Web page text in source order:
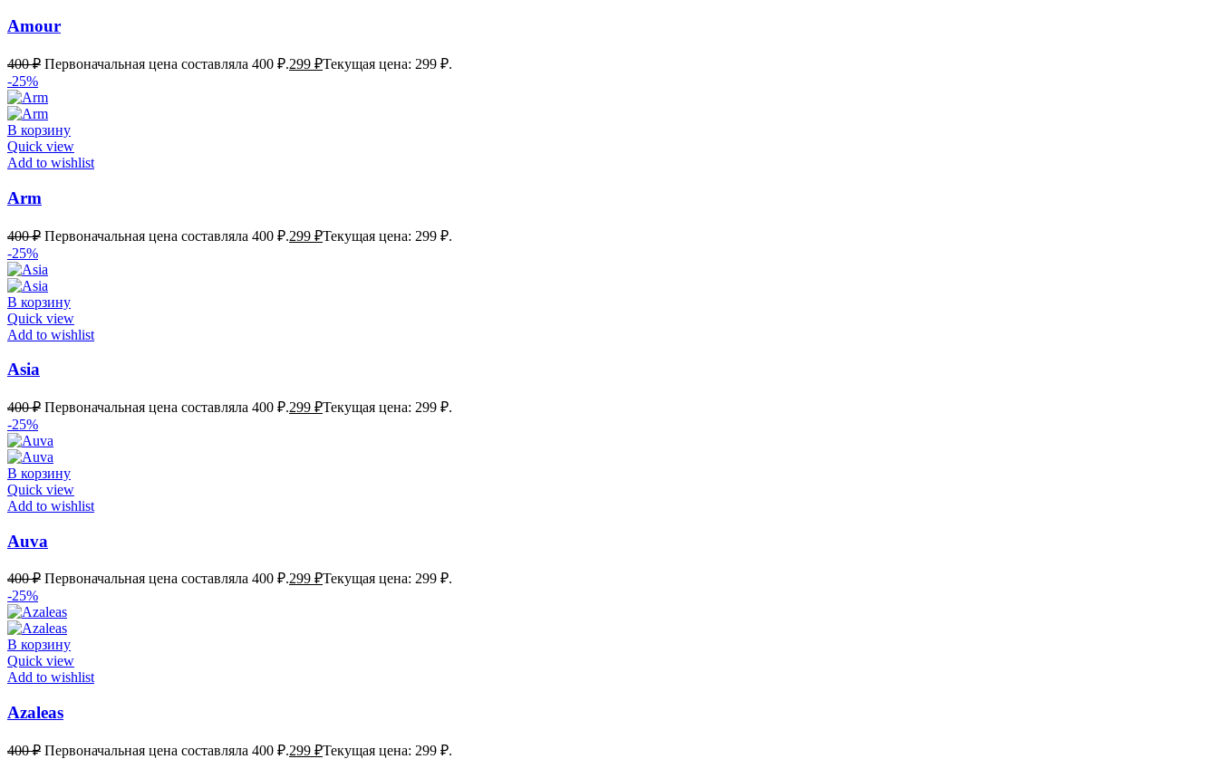
Amour
400₽ Первоначальная цена составляла 400 ₽.299 ₽Текущая цена: 299 ₽.
-25%
В корзину
Quick view
Add to wishlist
Arm
400₽ Первоначальная цена составляла 400 ₽.299 ₽Текущая цена: 299 ₽.
-25%
В корзину
Quick view
Add to wishlist
Asia
400₽ Первоначальная цена составляла 400 ₽.299 ₽Текущая цена: 299 ₽.
-25%
В корзину
Quick view
Add to wishlist
Auva
400₽ Первоначальная цена составляла 400 ₽.299 ₽Текущая цена: 299 ₽.
-25%
В корзину
Quick view
Add to wishlist
Azaleas
400₽ Первоначальная цена составляла 400 ₽.299 ₽Текущая цена: 299 ₽.